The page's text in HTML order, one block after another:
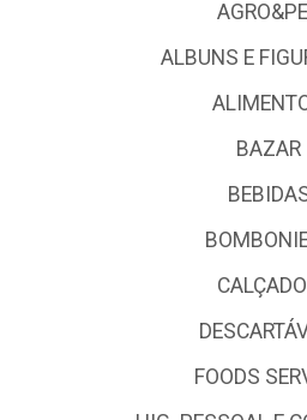
ALBUNS E
BAZAR
FOODS